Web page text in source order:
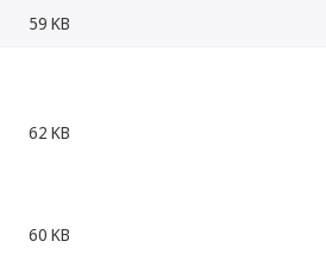
59 KB
62 KB
60 KB